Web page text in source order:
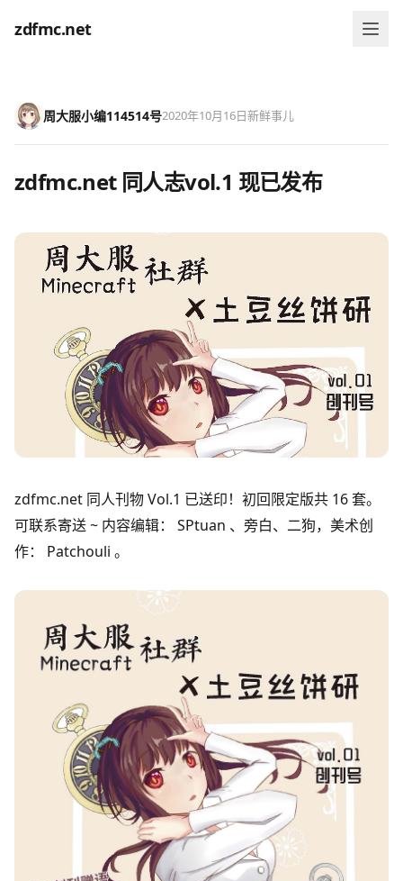
zdfmc.net
周大服小编114514号2020年10月16日新鲜事儿
zdfmc.net 同人志vol.1 现已发布
zdfmc.net 同人刊物 Vol.1 已送印！初回限定版共 16 套。
可联系寄送 ~ 内容编辑： SPtuan 、旁白、二狗，美术创
作： Patchouli 。